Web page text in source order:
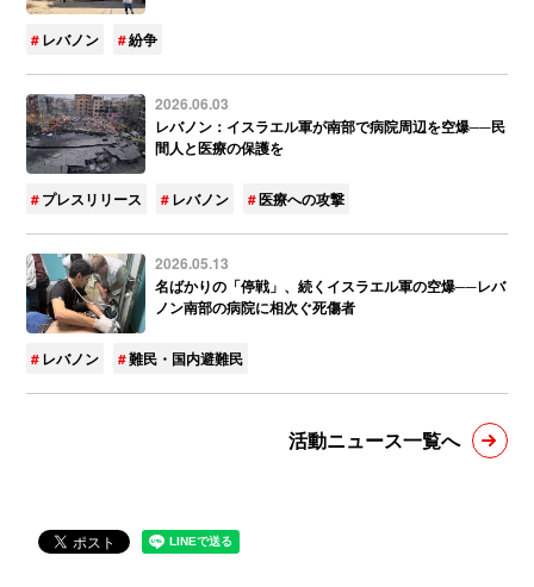
レバノン 紛争
2026.06.03
レバノン：イスラエル軍が南部で病院周辺を空爆──民
間人と医療の保護を
プレスリリース レバノン 医療への攻撃
2026.05.13
名ばかりの「停戦」、続くイスラエル軍の空爆──レバ
ノン南部の病院に相次ぐ死傷者
レバノン 難民・国内避難民
活動ニュース一覧へ